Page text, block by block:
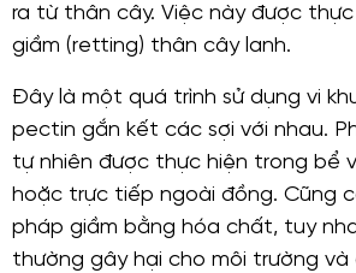
ra từ thân cây. Việc này được
giầm (retting) thân cây lanh.
Đây là một quá trình sử dụng vi
pectin gắn kết các sợi với nhau.
tự nhiên được thực hiện trong bể
hoặc trực tiếp ngoài đồng. Cũng
pháp giầm bằng hóa chất, tuy
thường gây hại cho môi trường và